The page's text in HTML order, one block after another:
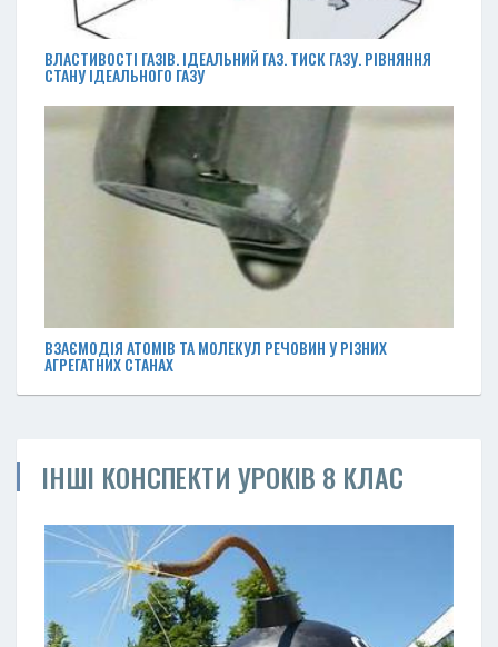
ВЛАСТИВОСТІ ГАЗІВ. ІДЕАЛЬНИЙ ГАЗ. ТИСК ГАЗУ. РІВНЯННЯ
СТАНУ ІДЕАЛЬНОГО ГАЗУ
ВЗАЄМОДІЯ АТОМІВ ТА МОЛЕКУЛ РЕЧОВИН У РІЗНИХ
АГРЕГАТНИХ СТАНАХ
ІНШІ КОНСПЕКТИ УРОКІВ 8 КЛАС